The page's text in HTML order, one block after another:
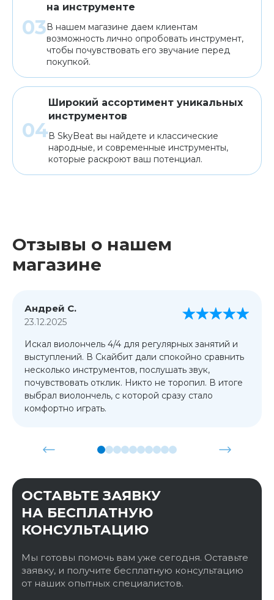
на инструменте
В нашем магазине даем клиентам
возможность лично опробовать инструмент,
чтобы почувствовать его звучание перед
покупкой.
Широкий ассортимент уникальных
инструментов
В SkyBeat вы найдете и классические
народные, и современные инструменты,
которые раскроют ваш потенциал.
Отзывы о нашем
магазине
Андрей С.
23.12.2025
Искал виолончель 4/4 для регулярных занятий и
выступлений. В Скайбит дали спокойно сравнить
несколько инструментов, послушать звук,
почувствовать отклик. Никто не торопил. В итоге
выбрал виолончель, с которой сразу стало
комфортно играть.
ОСТАВЬТЕ ЗАЯВКУ
НА БЕСПЛАТНУЮ
КОНСУЛЬТАЦИЮ
Мы готовы помочь вам уже сегодня. Оставьте
заявку, и получите бесплатную консультацию
от наших опытных специалистов.